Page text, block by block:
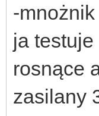
-
ja
rosnące
zasilany